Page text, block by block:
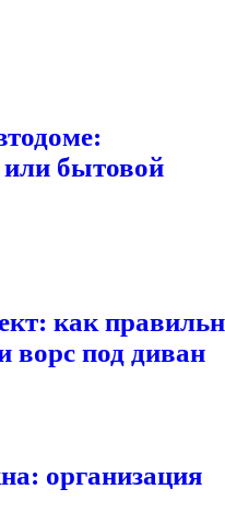
бытовой
как
ворс под диван
организация